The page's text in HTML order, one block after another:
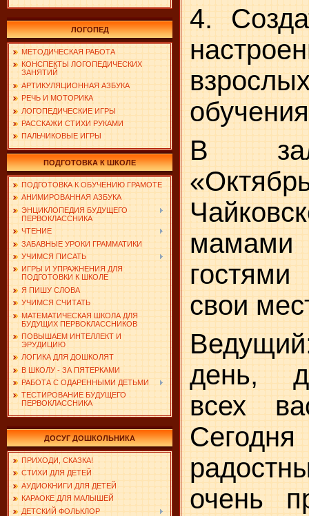
ЛОГОПЕД
МЕТОДИЧЕСКАЯ РАБОТА
КОНСПЕКТЫ ЛОГОПЕДИЧЕСКИХ
ЗАНЯТИЙ
АРТИКУЛЯЦИОННАЯ АЗБУКА
РЕЧЬ И МОТОРИКА
ЛОГОПЕДИЧЕСКИЕ ИГРЫ
РАССКАЖИ СТИХИ РУКАМИ
ПАЛЬЧИКОВЫЕ ИГРЫ
ПОДГОТОВКА К ШКОЛЕ
ПОДГОТОВКА К ОБУЧЕНИЮ ГРАМОТЕ
АНИМИРОВАННАЯ АЗБУКА
ЭНЦИКЛОПЕДИЯ БУДУЩЕГО
ПЕРВОКЛАССНИКА
ЧТЕНИЕ
ЗАБАВНЫЕ УРОКИ ГРАММАТИКИ
УЧИМСЯ ПИСАТЬ
ИГРЫ И УПРАЖНЕНИЯ ДЛЯ
ПОДГОТОВКИ К ШКОЛЕ
Я ПИШУ СЛОВА
УЧИМСЯ СЧИТАТЬ
МАТЕМАТИЧЕСКАЯ ШКОЛА ДЛЯ
БУДУЩИХ ПЕРВОКЛАССНИКОВ
ПОВЫШАЕМ ИНТЕЛЛЕКТ И
ЭРУДИЦИЮ
ЛОГИКА ДЛЯ ДОШКОЛЯТ
В ШКОЛУ - ЗА ПЯТЕРКАМИ
РАБОТА С ОДАРЕННЫМИ ДЕТЬМИ
ТЕСТИРОВАНИЕ БУДУЩЕГО
ПЕРВОКЛАССНИКА
ДОСУГ ДОШКОЛЬНИКА
ПРИХОДИ, СКАЗКА!
СТИХИ ДЛЯ ДЕТЕЙ
АУДИОКНИГИ ДЛЯ ДЕТЕЙ
КАРАОКЕ ДЛЯ МАЛЫШЕЙ
ДЕТСКИЙ ФОЛЬКЛОР
4.
В
свои
день,
всех
очень